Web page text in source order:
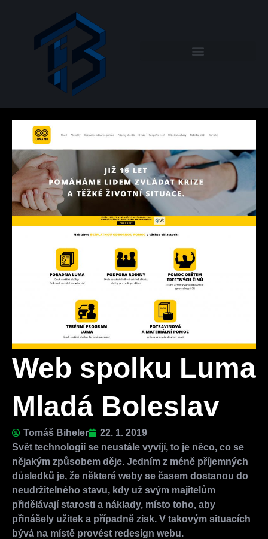
Web spolku Luma
Mladá Boleslav
Tomáš Biheler
22. 1. 2019
Svět technologií se neustále vyvíjí, to je něco, co se
nějakým způsobem děje. Jedním z méně příjemných
důsledků je, že některé weby se časem dostanou do
neudržitelného stavu, kdy už svým majitelům
přidělávají starosti a náklady, místo toho, aby
přinášely užitek a případně zisk. V takovým situacích
bývá na místě provést redesign webu.